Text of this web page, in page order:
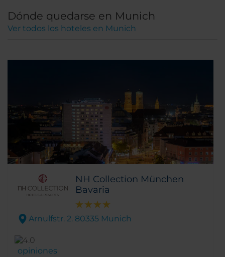
Dónde quedarse en Munich
Ver todos los hoteles en Munich
NH Collection München
Bavaria
Arnulfstr. 2. 80335 Munich
opiniones